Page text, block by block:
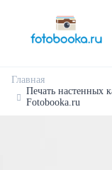
Главная
Печать настенных
Fotobooka.ru